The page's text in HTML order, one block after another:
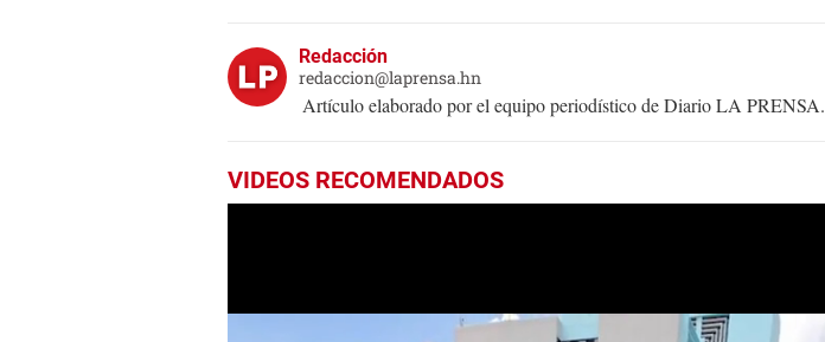
Redacción
redaccion@laprensa.hn
Artículo elaborado por el equipo periodístico de Diario LA PRENSA.
VIDEOS RECOMENDADOS